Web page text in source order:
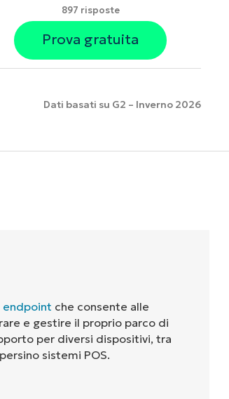
897 risposte
Prova gratuita
Dati basati su G2 – Inverno 2026
endpoint che consente alle
e gestire il proprio parco di
per diversi dispositivi, tra
sistemi POS.